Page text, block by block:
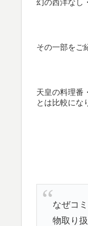
その一部をご
天皇の料理番
とは比較にな
なぜコ
物取り